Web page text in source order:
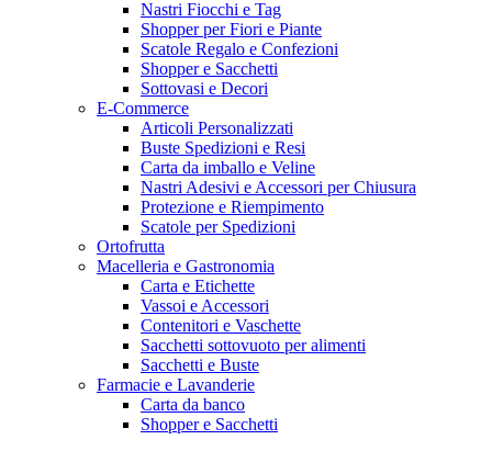
Nastri Fiocchi e Tag
Shopper per Fiori e Piante
Scatole Regalo e Confezioni
Shopper e Sacchetti
Sottovasi e Decori
E-Commerce
Articoli Personalizzati
Buste Spedizioni e Resi
Carta da imballo e Veline
Nastri Adesivi e Accessori per Chiusura
Protezione e Riempimento
Scatole per Spedizioni
Ortofrutta
Macelleria e Gastronomia
Carta e Etichette
Vassoi e Accessori
Contenitori e Vaschette
Sacchetti sottovuoto per alimenti
Sacchetti e Buste
Farmacie e Lavanderie
Carta da banco
Shopper e Sacchetti